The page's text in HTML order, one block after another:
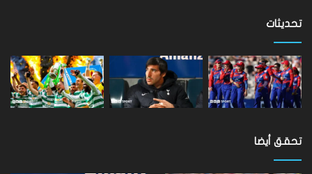
مستوى
العالم
تحديثات
تحقق أيضا